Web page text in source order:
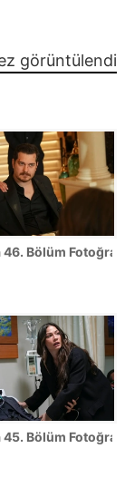
görüntülendi
46. Bölüm
45. Bölüm